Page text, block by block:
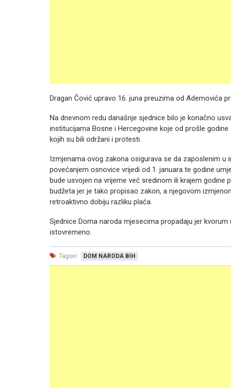
Dragan Čović upravo 16. juna preuzima od Ademovića
Na dnevnom redu današnje sjednice bilo je konačno
institucijama Bosne i Hercegovine koje od prošle
kojih su bili održani i protesti.
Izmjenama ovog zakona osigurava se da zaposlenim u
povećanjem osnovice vrijedi od 1. januara te godine
bude usvojen na vrijeme već sredinom ili krajem godine
budžeta jer je tako propisao zakon, a njegovom
retroaktivno dobiju razliku plaća.
Sjednice Doma naroda mjesecima propadaju jer
istovremeno.
Tagovi: DOM NARODA BIH